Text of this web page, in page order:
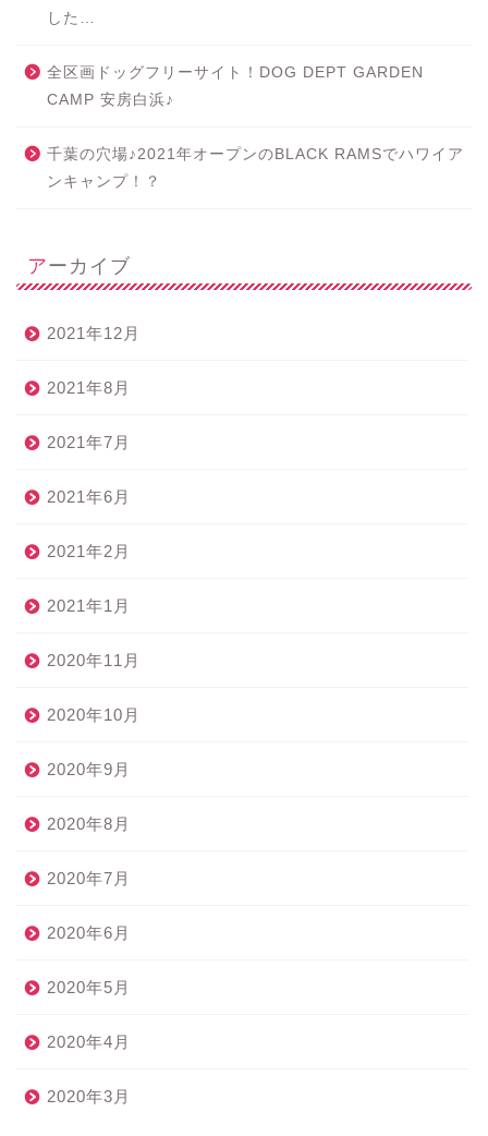
した…
全区画ドッグフリーサイト！DOG DEPT GARDEN
CAMP 安房白浜♪
千葉の穴場♪2021年オープンのBLACK RAMSでハワイア
ンキャンプ！？
アーカイブ
2021年12月
2021年8月
2021年7月
2021年6月
2021年2月
2021年1月
2020年11月
2020年10月
2020年9月
2020年8月
2020年7月
2020年6月
2020年5月
2020年4月
2020年3月